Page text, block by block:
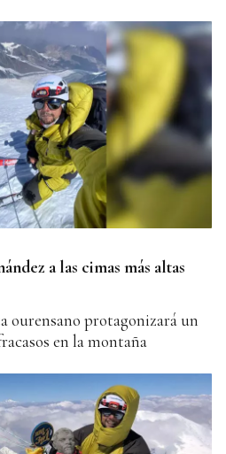
a las cimas más altas
ourensano protagonizará un
en la montaña